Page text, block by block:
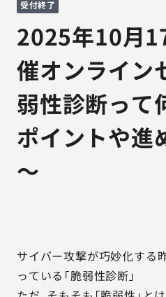
受付終了
2025年10月
催オンライン
弱性診断って
ポイントや進
～
サイバー攻撃が巧妙化する
っている「脆弱性診断」